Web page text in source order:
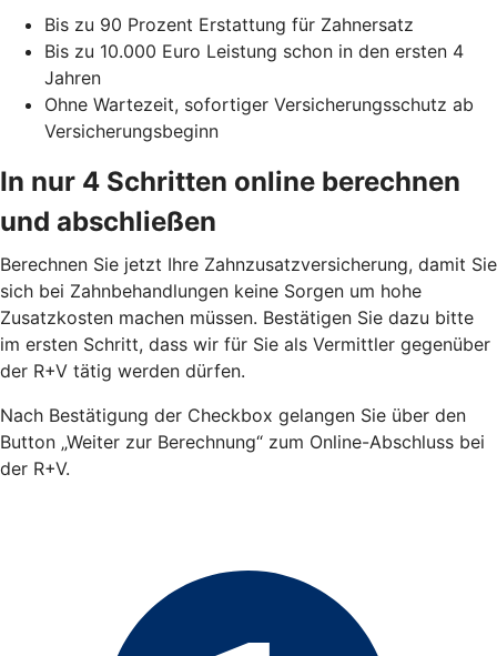
Bis zu 90 Prozent Erstattung für Zahnersatz
Bis zu 10.000 Euro Leistung schon in den ersten 4
Jahren
Ohne Wartezeit, sofortiger Versicherungsschutz ab
Versicherungsbeginn
In nur 4 Schritten online berechnen
und abschließen
Berechnen Sie jetzt Ihre Zahnzusatzversicherung, damit Sie
sich bei Zahnbehandlungen keine Sorgen um hohe
Zusatzkosten machen müssen. Bestätigen Sie dazu bitte
im ersten Schritt, dass wir für Sie als Vermittler gegenüber
der R+V tätig werden dürfen.
Nach Bestätigung der Checkbox gelangen Sie über den
Button „Weiter zur Berechnung“ zum Online-Abschluss bei
der R+V.